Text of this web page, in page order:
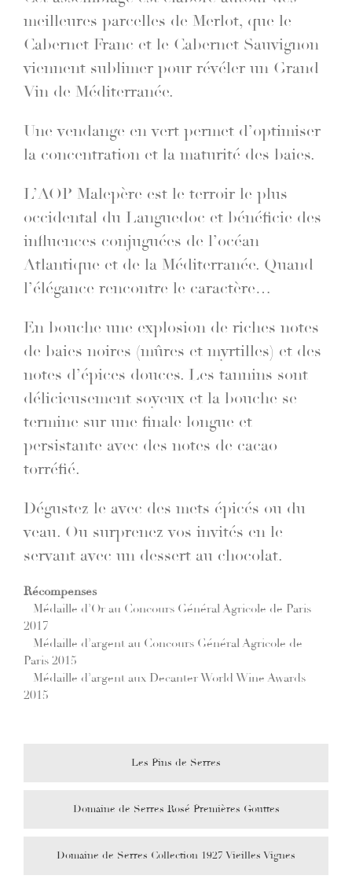
meilleures parcelles de Merlot, que le
Cabernet Franc et le Cabernet Sauvignon
viennent sublimer pour révéler un Grand
Vin de Méditerranée.
Une vendange en vert permet d’optimiser
la concentration et la maturité des baies.
L’AOP Malepère est le terroir le plus
occidental du Languedoc et bénéficie des
influences conjuguées de l’océan
Atlantique et de la Méditerranée. Quand
l’élégance rencontre le caractère…
En bouche une explosion de riches notes
de baies noires (mûres et myrtilles) et des
notes d’épices douces. Les tannins sont
délicieusement soyeux et la bouche se
termine sur une finale longue et
persistante avec des notes de cacao
torréfié.
Dégustez le avec des mets épicés ou du
veau. Ou surprenez vos invités en le
servant avec un dessert au chocolat.
Récompenses
– Médaille d’Or au Concours Général Agricole de Paris
2017
– Médaille d’argent au Concours Général Agricole de
Paris 2015
– Médaille d’argent aux Decanter World Wine Awards
2015
Les Pins de Serres
Domaine de Serres Rosé Premières Gouttes
Domaine de Serres Collection 1927 Vieilles Vignes